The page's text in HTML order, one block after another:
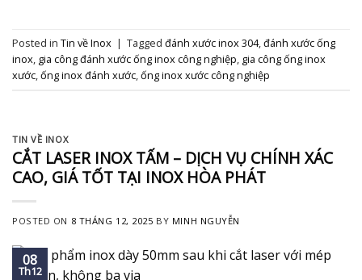
Posted in Tin về Inox | Tagged đánh xước inox 304,đánh xước ống
inox, gia công đánh xước ống inox công nghiệp, gia công ống inox
xước,ống inox đánh xước,ống inox xước công nghiệp
TIN VỀ INOX
CẮT LASER INOX TẤM – DỊCH VỤ CHÍNH XÁC
CAO, GIÁ TỐT TẠI INOX HÒA PHÁT
POSTED ON 8 THÁNG 12, 2025 BY MINH NGUYỄN
08
Th12